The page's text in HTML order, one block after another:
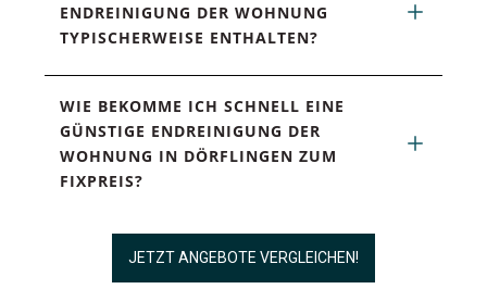
ENDREINIGUNG DER WOHNUNG
TYPISCHERWEISE ENTHALTEN?
WIE BEKOMME ICH SCHNELL EINE
GÜNSTIGE ENDREINIGUNG DER
WOHNUNG IN DÖRFLINGEN ZUM
FIXPREIS?
JETZT ANGEBOTE VERGLEICHEN!